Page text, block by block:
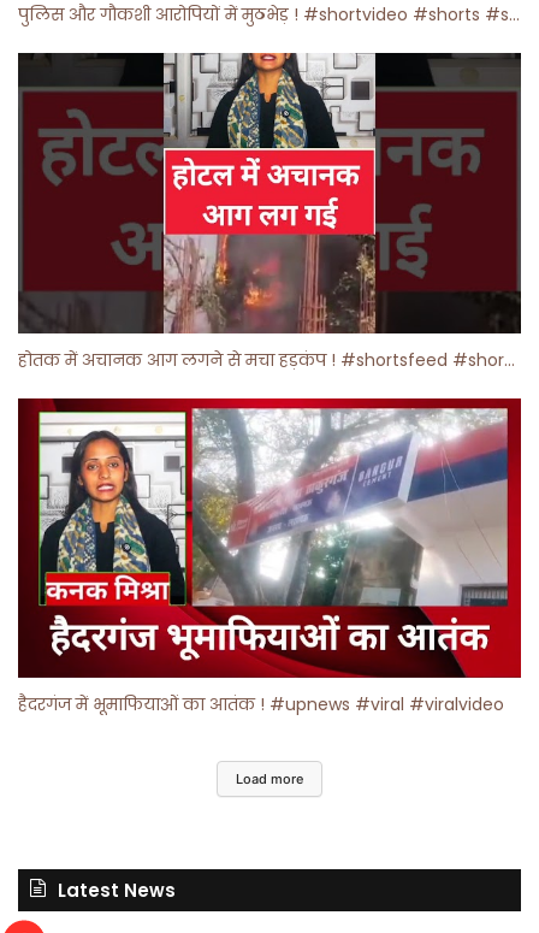
पुलिस और गौकशी आरोपियों में मुठभेड़ ! #shortvideo #shorts #shortsfeed
होतक में अचानक आग लगने से मचा हड़कंप ! #shortsfeed #shorts #viralshorts
हैदरगंज में भूमाफियाओं का आतंक ! #upnews #viral #viralvideo
Load more
Latest News